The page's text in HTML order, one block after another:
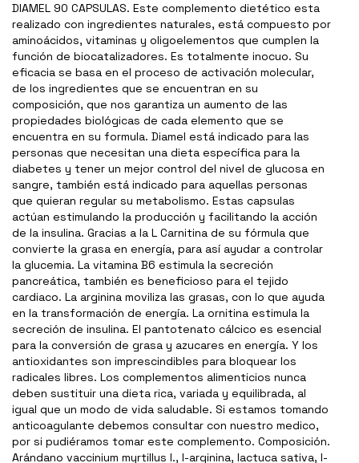
DIAMEL 90 CAPSULAS. Este complemento dietético esta
realizado con ingredientes naturales, está compuesto por
aminoácidos, vitaminas y oligoelementos que cumplen la
función de biocatalizadores. Es totalmente inocuo. Su
eficacia se basa en el proceso de activación molecular,
de los ingredientes que se encuentran en su
composición, que nos garantiza un aumento de las
propiedades biológicas de cada elemento que se
encuentra en su formula. Diamel está indicado para las
personas que necesitan una dieta específica para la
diabetes y tener un mejor control del nivel de glucosa en
sangre, también está indicado para aquellas personas
que quieran regular su metabolismo. Estas capsulas
actúan estimulando la producción y facilitando la acción
de la insulina. Gracias a la L Carnitina de su fórmula que
convierte la grasa en energía, para así ayudar a controlar
la glucemia. La vitamina B6 estimula la secreción
pancreática, también es beneficioso para el tejido
cardiaco. La arginina moviliza las grasas, con lo que ayuda
en la transformación de energía. La ornitina estimula la
secreción de insulina. El pantotenato cálcico es esencial
para la conversión de grasa y azucares en energía. Y los
antioxidantes son imprescindibles para bloquear los
radicales libres. Los complementos alimenticios nunca
deben sustituir una dieta rica, variada y equilibrada, al
igual que un modo de vida saludable. Si estamos tomando
anticoagulante debemos consultar con nuestro medico,
por si pudiéramos tomar este complemento. Composición.
Arándano vaccinium myrtillus l., l-arginina, lactuca sativa, l-